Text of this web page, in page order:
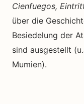
Cienfuegos,
über die
Besiedelung der
sind ausgestellt
Mumien).